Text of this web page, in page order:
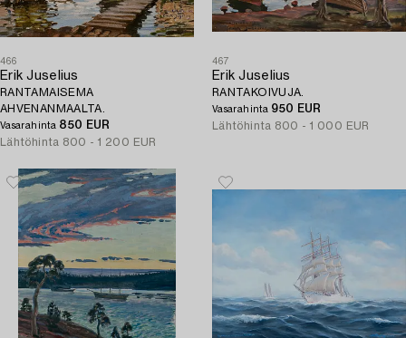
466
Erik Juselius
RANTAMAISEMA
AHVENANMAALTA.
Vasarahinta 850 EUR
Lähtöhinta 800 - 1 200 EUR
467
Erik Juselius
RANTAKOIVUJA.
Vasarahinta 950 EUR
Lähtöhinta 800 - 1 000 EUR